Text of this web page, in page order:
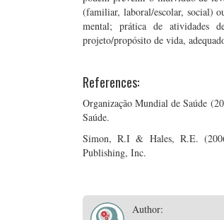
(familiar, laboral/escolar, social)
mental; prática de atividades
projeto/propósito de vida,
References:
Organização Mundial de Saúde
Saúde.
Simon, R.I & Hales, R.E.
Publishing, Inc.
Author: